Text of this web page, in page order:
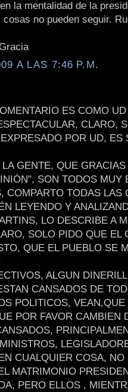
la mentalidad de la
no pueden seguir.
A LAS 7:46 P.M.
ES COMO
CLARO,
POR UD, ES
GENTE, QUE
SON TODOS MUY
COMPARTO TODAS LAS
LEYENDO Y
LO DESCRIBE A
SOLO PIDO QUE EL
QUE EL PUEBLO SE
ALGUN
CANSADOS DE
POLITICOS, VEAN,QUE
POR FAVOR CAMBIEN
CUALQUIER COSA, NO
MATRIMONIO
PERO ELLOS ,